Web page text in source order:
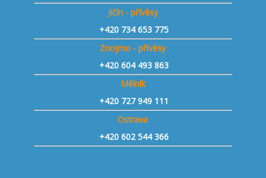
Jičín - přívěsy
+420 734 653 775
Znojmo - přívěsy
+420 604 493 863
Mělník
+420 727 949 111
Ostrava
+420 602 544 366